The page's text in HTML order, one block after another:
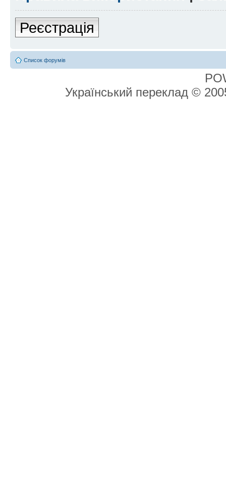
Реєстрація
Список форумів
Український переклад ©